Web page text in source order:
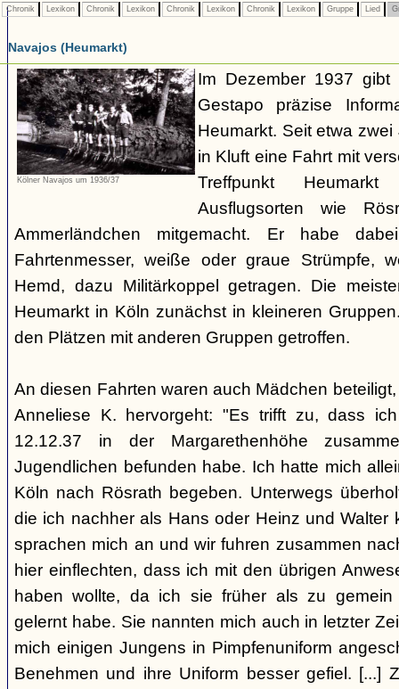
Chronik Lexikon Chronik Lexikon Chronik Lexikon Chronik Lexikon Gruppe Lied
Navajos (Heumarkt)
Kölner Navajos um 1936/37
Im Dezember 1937
Gestapo präzise
Heumarkt. Seit etwa
in Kluft eine Fahrt mit
Treffpunkt
Ausflugsorten wie
Ammerländchen mitgemacht. Er habe
Fahrtenmesser, weiße oder graue Strümpfe,
Hemd, dazu Militärkoppel getragen. Die
Heumarkt in Köln zunächst in kleineren
den Plätzen mit anderen Gruppen getroffen.
An diesen Fahrten waren auch Mädchen
Anneliese K. hervorgeht: "Es trifft zu, dass
12.12.37 in der Margarethenhöhe
Jugendlichen befunden habe. Ich hatte mich
Köln nach Rösrath begeben. Unterwegs
die ich nachher als Hans oder Heinz und Walter
sprachen mich an und wir fuhren zusammen
hier einflechten, dass ich mit den übrigen
haben wollte, da ich sie früher als zu gemein
gelernt habe. Sie nannten mich auch in letzter
mich einigen Jungens in Pimpfenuniform
Benehmen und ihre Uniform besser gefiel. [...]